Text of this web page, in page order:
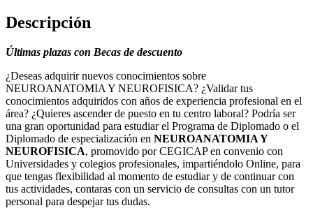
Descripción
Últimas plazas con Becas de descuento
¿Deseas adquirir nuevos conocimientos sobre
NEUROANATOMIA Y NEUROFISICA? ¿Validar tus
conocimientos adquiridos con años de experiencia profesional en el
área? ¿Quieres ascender de puesto en tu centro laboral? Podría ser
una gran oportunidad para estudiar el Programa de Diplomado o el
Diplomado de especialización en NEUROANATOMIA Y
NEUROFISICA, promovido por CEGICAP en convenio con
Universidades y colegios profesionales, impartiéndolo Online, para
que tengas flexibilidad al momento de estudiar y de continuar con
tus actividades, contaras con un servicio de consultas con un tutor
personal para despejar tus dudas.